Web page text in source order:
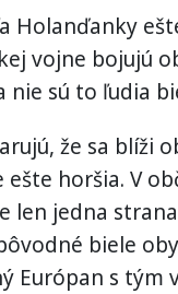
Holanďanky
vojne bojujú
nie sú to ľudia
že sa blíži
horšia. V
len jedna
biele
Európan s tým